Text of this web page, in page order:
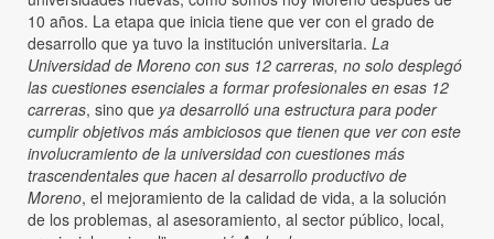
10 años. La etapa que inicia tiene que ver con el grado de
desarrollo que ya tuvo la institución universitaria. La
Universidad de Moreno con sus 12 carreras, no solo desplegó
las cuestiones esenciales a formar profesionales en esas 12
carreras, sino que ya desarrolló una estructura para poder
cumplir objetivos más ambiciosos que tienen que ver con este
involucramiento de la universidad con cuestiones más
trascendentales que hacen al desarrollo productivo de
Moreno, el mejoramiento de la calidad de vida, a la solución
de los problemas, al asesoramiento, al sector público, local,